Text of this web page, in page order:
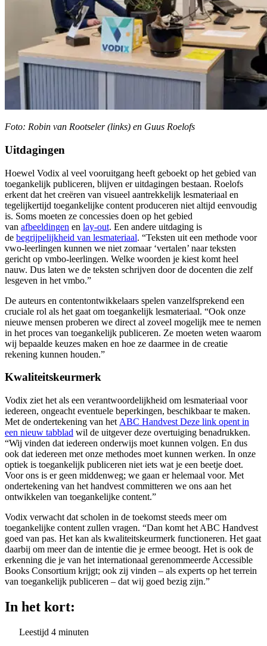
Foto: Robin van Rootseler (links) en Guus Roelofs
Uitdagingen
Hoewel Vodix al veel vooruitgang heeft geboekt op het gebied van
toegankelijk publiceren, blijven er uitdagingen bestaan. Roelofs
erkent dat het creëren van visueel aantrekkelijk lesmateriaal en
tegelijkertijd toegankelijke content produceren niet altijd eenvoudig
is. Soms moeten ze concessies doen op het gebied
van afbeeldingen en lay-out. Een andere uitdaging is
de begrijpelijkheid van lesmateriaal. “Teksten uit een methode voor
vwo-leerlingen kunnen we niet zomaar ‘vertalen’ naar teksten
gericht op vmbo-leerlingen. Welke woorden je kiest komt heel
nauw. Dus laten we de teksten schrijven door de docenten die zelf
lesgeven in het vmbo.”
De auteurs en contentontwikkelaars spelen vanzelfsprekend een
cruciale rol als het gaat om toegankelijk lesmateriaal. “Ook onze
nieuwe mensen proberen we direct al zoveel mogelijk mee te nemen
in het proces van toegankelijk publiceren. Ze moeten weten waarom
wij bepaalde keuzes maken en hoe ze daarmee in de creatie
rekening kunnen houden.”
Kwaliteitskeurmerk
Vodix ziet het als een verantwoordelijkheid om lesmateriaal voor
iedereen, ongeacht eventuele beperkingen, beschikbaar te maken.
Met de ondertekening van het ABC Handvest Deze link opent in
een nieuw tabblad wil de uitgever deze overtuiging benadrukken.
“Wij vinden dat iedereen onderwijs moet kunnen volgen. En dus
ook dat iedereen met onze methodes moet kunnen werken. In onze
optiek is toegankelijk publiceren niet iets wat je een beetje doet.
Voor ons is er geen middenweg; we gaan er helemaal voor. Met
ondertekening van het handvest committeren we ons aan het
ontwikkelen van toegankelijke content.”
Vodix verwacht dat scholen in de toekomst steeds meer om
toegankelijke content zullen vragen. “Dan komt het ABC Handvest
goed van pas. Het kan als kwaliteitskeurmerk functioneren. Het gaat
daarbij om meer dan de intentie die je ermee beoogt. Het is ook de
erkenning die je van het internationaal gerenommeerde Accessible
Books Consortium krijgt; ook zij vinden – als experts op het terrein
van toegankelijk publiceren – dat wij goed bezig zijn.”
In het kort:
Leestijd 4 minuten